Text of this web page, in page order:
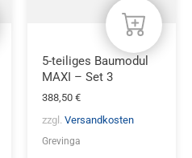
5-teiliges Baumodul
MAXI – Set 3
388,50 €
zzgl. Versandkosten
Grevinga